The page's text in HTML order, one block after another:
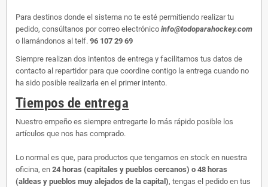
Para destinos donde el sistema no te esté permitiendo realizar tu
pedido, consúltanos por correo electrónico info@todoparahockey.com
o llamándonos al telf. 96 107 29 69
Siempre realizan dos intentos de entrega y facilitamos tus datos de
contacto al repartidor para que coordine contigo la entrega cuando no
ha sido posible realizarla en el primer intento.
Tiempos de entrega
Nuestro empeño es siempre entregarte lo más rápido posible los
artículos que nos has comprado.
Lo normal es que, para productos que tengamos en stock en nuestra
oficina, en 24 horas (capitales y pueblos cercanos) o 48 horas
(aldeas y pueblos muy alejados de la capital), tengas el pedido en tus